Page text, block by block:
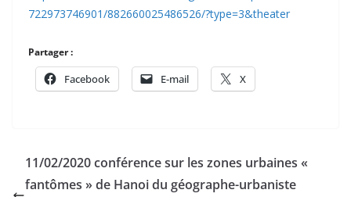
722973746901/882660025486526/?type=3&theater
Partager :
Facebook E-mail X
11/02/2020 conférence sur les zones urbaines «
fantômes » de Hanoi du géographe-urbaniste